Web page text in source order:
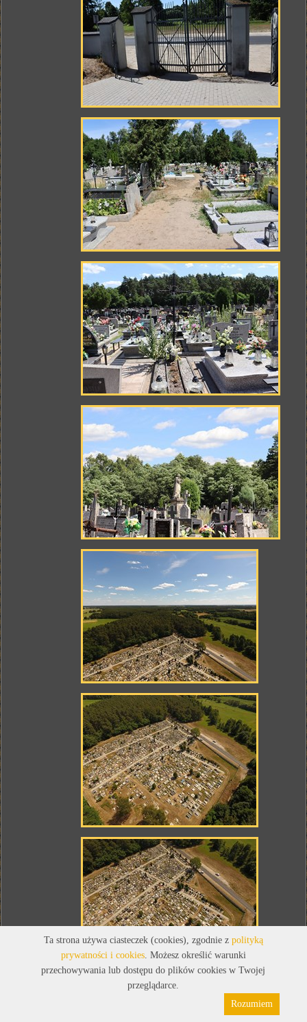
Pliki cookies
Ta strona używa ciasteczek (cookies), zgodnie z polityką
prywatności i cookies. Możesz określić warunki
przechowywania lub dostępu do plików cookies w Twojej
przeglądarce.
Rozumiem